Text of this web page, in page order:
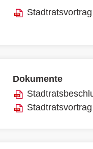
Stadtratsvortrag
Dokumente
Stadtratsvortrag